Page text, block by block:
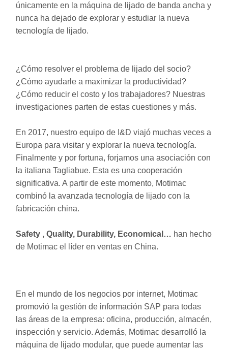
únicamente en la máquina de lijado de banda ancha y
nunca ha dejado de explorar y estudiar la nueva
tecnología de lijado.
¿Cómo resolver el problema de lijado del socio?
¿Cómo ayudarle a maximizar la productividad?
¿Cómo reducir el costo y los trabajadores? Nuestras
investigaciones parten de estas cuestiones y más.
En 2017, nuestro equipo de I&D viajó muchas veces a
Europa para visitar y explorar la nueva tecnología.
Finalmente y por fortuna, forjamos una asociación con
la italiana Tagliabue. Esta es una cooperación
significativa. A partir de este momento, Motimac
combinó la avanzada tecnología de lijado con la
fabricación china.
Safety , Quality, Durability, Economical… han hecho
de Motimac el líder en ventas en China.
En el mundo de los negocios por internet, Motimac
promovió la gestión de información SAP para todas
las áreas de la empresa: oficina, producción, almacén,
inspección y servicio. Además, Motimac desarrolló la
máquina de lijado modular, que puede aumentar las